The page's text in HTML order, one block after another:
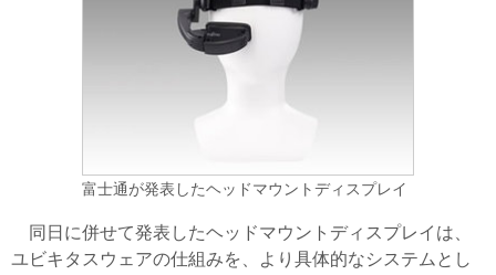
富士通が発表したヘッドマウントディスプレイ
同日に併せて発表したヘッドマウントディスプレイは、
ユビキタスウェアの仕組みを、より具体的なシステムとし